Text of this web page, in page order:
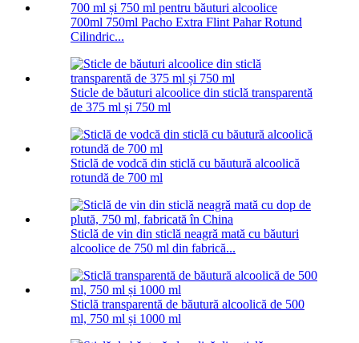
700ml 750ml Pacho Extra Flint Pahar Rotund
Cilindric...
Sticle de băuturi alcoolice din sticlă transparentă
de 375 ml și 750 ml
Sticlă de vodcă din sticlă cu băutură alcoolică
rotundă de 700 ml
Sticlă de vin din sticlă neagră mată cu băuturi
alcoolice de 750 ml din fabrică...
Sticlă transparentă de băutură alcoolică de 500
ml, 750 ml și 1000 ml